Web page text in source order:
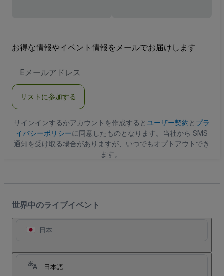
お得な情報やイベント情報をメールでお届けします
メ
ア
ス
リストに参加する
サインインするかアカウントを作成すると ユーザー契約と プラ
イバシーポリシーに同意したものとなります。当社から SMS
通知を受け取る場合がありますが、いつでもオプトアウトでき
ます。
世界中のライブイベント
日本
日本語